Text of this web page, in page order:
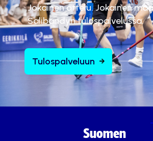
Jokainen ottelu. Jokainen
Salibandyn tulospalvelussa.
Tulospalveluun
Suomen